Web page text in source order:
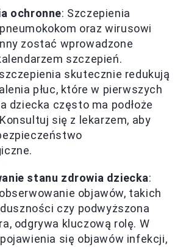
ochronne: Szczepienia
oraz wirusowi
zostać wprowadzone
szczepień.
skutecznie redukują
płuc, które w pierwszych
dziecka często ma podłoże
się z lekarzem, aby
stanu zdrowia dziecka:
objawów, takich
czy podwyższona
odgrywa kluczową rolę. W
się objawów infekcji,